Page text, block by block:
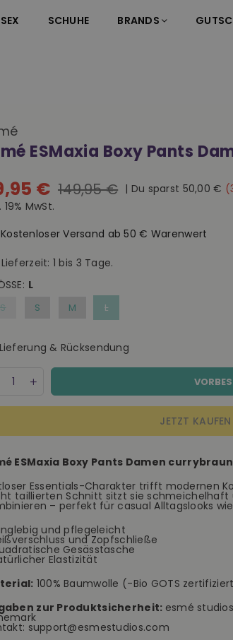
SCHUHE BRANDS
ESMaxia Boxy Pants
€ 149,95 € | Du sparst 50,00 € (
19% MwSt.
Kostenloser Versand ab 50 € Warenwert
Lieferzeit: 1 bis 3 Tage.
L
S M L
Lieferung & Rücksendung
Increase
quantity
for
Damen
JETZT KAUFEN
ESMaxia Boxy Pants Damen currybraun
Essentials-Charakter trifft modernen
taillierten Schnitt sitzt sie schmeichelhaft
– perfekt für casual Alltagslooks
und pflegeleicht
und Zopfschließe
Gesässtasche
Elastizität
100% Baumwolle (-Bio GOTS
zur Produktsicherheit: esmé
support@esmestudios.com